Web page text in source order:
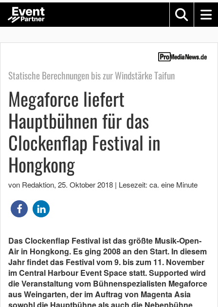
Statische Berechnungen bis zur Windstärke Taifun
Megaforce liefert
Hauptbühnen für das
Clockenflap Festival in
Hongkong
von Redaktion, 25. Oktober 2018 | Lesezeit: ca. eine Minute
Das Clockenflap Festival ist das größte Musik-Open-
Air in Hongkong. Es ging 2008 an den Start. In diesem
Jahr findet das Festival vom 9. bis zum 11. November
im Central Harbour Event Space statt. Supported wird
die Veranstaltung vom Bühnenspezialisten Megaforce
aus Weingarten, der im Auftrag von Magenta Asia